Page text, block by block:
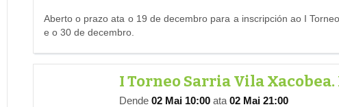
Aberto o prazo ata o 19 de decembro para a inscripción ao I
e o 30 de decembro.
I Torneo Sarria Vila
Dende 02 Mai 10:00 ata 02 Mai 21:00